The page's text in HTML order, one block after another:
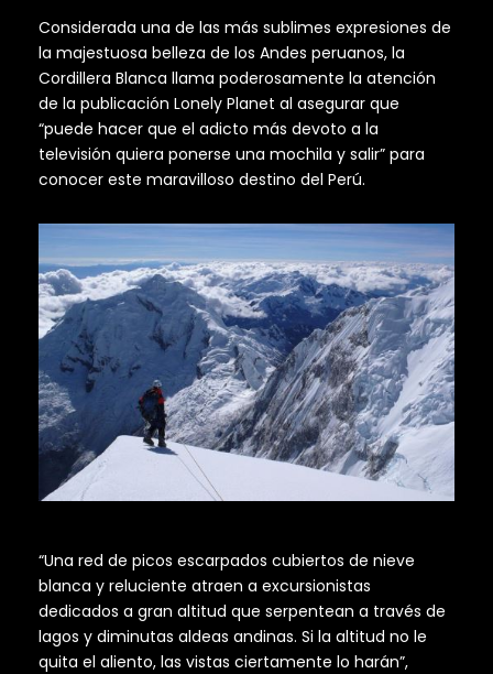
Considerada una de las más sublimes expresiones de
la majestuosa belleza de los Andes peruanos, la
Cordillera Blanca llama poderosamente la atención
de la publicación Lonely Planet al asegurar que
“puede hacer que el adicto más devoto a la
televisión quiera ponerse una mochila y salir” para
conocer este maravilloso destino del Perú.
“Una red de picos escarpados cubiertos de nieve
blanca y reluciente atraen a excursionistas
dedicados a gran altitud que serpentean a través de
lagos y diminutas aldeas andinas. Si la altitud no le
quita el aliento, las vistas ciertamente lo harán”,